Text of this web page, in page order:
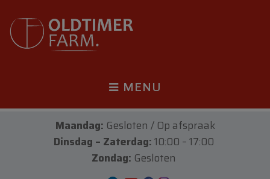
MENU
Maandag: Gesloten / Op afspraak
Dinsdag – Zaterdag:10:00 – 17:00
Zondag: Gesloten